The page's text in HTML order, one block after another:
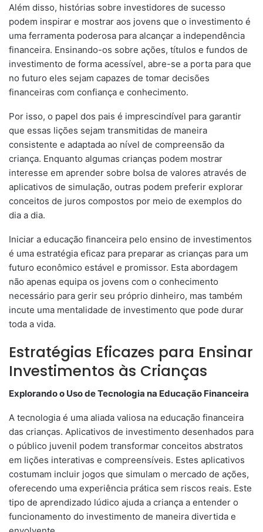
Além disso, histórias sobre investidores de sucesso
podem inspirar e mostrar aos jovens que o investimento é
uma ferramenta poderosa para alcançar a independência
financeira. Ensinando-os sobre ações, títulos e fundos de
investimento de forma acessível, abre-se a porta para que
no futuro eles sejam capazes de tomar decisões
financeiras com confiança e conhecimento.
Por isso, o papel dos pais é imprescindível para garantir
que essas lições sejam transmitidas de maneira
consistente e adaptada ao nível de compreensão da
criança. Enquanto algumas crianças podem mostrar
interesse em aprender sobre bolsa de valores através de
aplicativos de simulação, outras podem preferir explorar
conceitos de juros compostos por meio de exemplos do
dia a dia.
Iniciar a educação financeira pelo ensino de investimentos
é uma estratégia eficaz para preparar as crianças para um
futuro econômico estável e promissor. Esta abordagem
não apenas equipa os jovens com o conhecimento
necessário para gerir seu próprio dinheiro, mas também
incute uma mentalidade de investimento que pode durar
toda a vida.
Estratégias Eficazes para Ensinar
Investimentos às Crianças
Explorando o Uso de Tecnologia na Educação Financeira
A tecnologia é uma aliada valiosa na educação financeira
das crianças. Aplicativos de investimento desenhados para
o público juvenil podem transformar conceitos abstratos
em lições interativas e compreensíveis. Estes aplicativos
costumam incluir jogos que simulam o mercado de ações,
oferecendo uma experiência prática sem riscos reais. Este
tipo de aprendizado lúdico ajuda a criança a entender o
funcionamento do investimento de maneira divertida e